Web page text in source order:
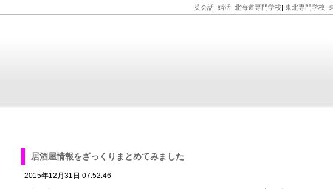
英会話| 婚活| 北海道専門学校| 東北専門学校|
居酒屋情報をざっくりまとめてみました
2015年12月31日 07:52:46